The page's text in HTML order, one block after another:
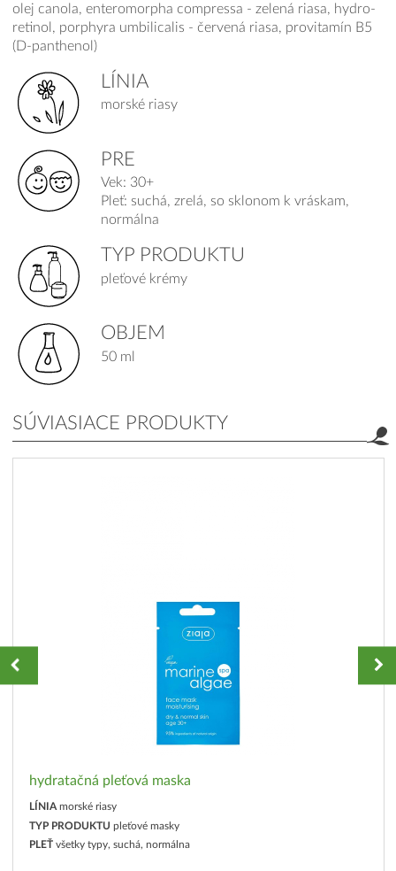
olej canola, enteromorpha compressa - zelená riasa, hydro-
retinol, porphyra umbilicalis - červená riasa, provitamín B5
(D-panthenol)
LÍNIA
morské riasy
PRE
Vek: 30+
Pleť: suchá, zrelá, so sklonom k vráskam,
normálna
TYP PRODUKTU
pleťové krémy
OBJEM
50 ml
SÚVIASIACE PRODUKTY
hydratačná pleťová maska
LÍNIA morské riasy
TYP PRODUKTU pleťové masky
PLEŤ všetky typy, suchá, normálna